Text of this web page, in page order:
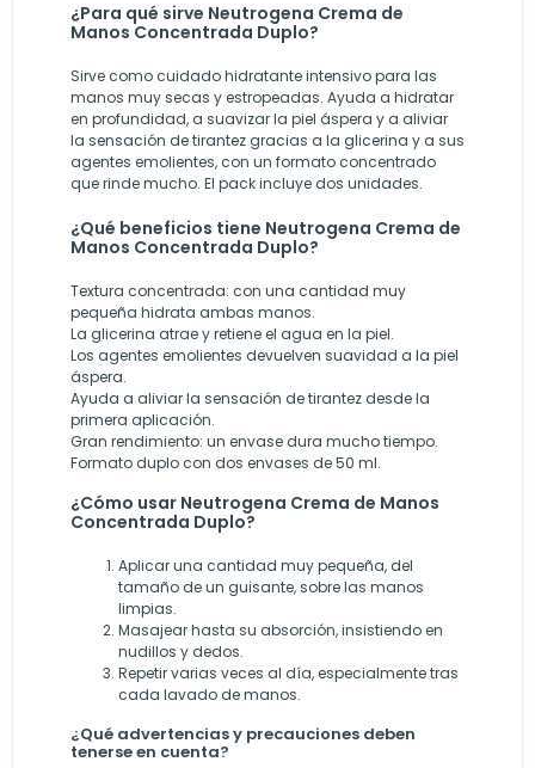
¿Para qué sirve Neutrogena Crema de
Manos Concentrada Duplo?
Sirve como cuidado hidratante intensivo para las
manos muy secas y estropeadas. Ayuda a hidratar
en profundidad, a suavizar la piel áspera y a aliviar
la sensación de tirantez gracias a la glicerina y a sus
agentes emolientes, con un formato concentrado
que rinde mucho. El pack incluye dos unidades.
¿Qué beneficios tiene Neutrogena Crema de
Manos Concentrada Duplo?
Textura concentrada: con una cantidad muy
pequeña hidrata ambas manos.
La glicerina atrae y retiene el agua en la piel.
Los agentes emolientes devuelven suavidad a la piel
áspera.
Ayuda a aliviar la sensación de tirantez desde la
primera aplicación.
Gran rendimiento: un envase dura mucho tiempo.
Formato duplo con dos envases de 50 ml.
¿Cómo usar Neutrogena Crema de Manos
Concentrada Duplo?
Aplicar una cantidad muy pequeña, del
tamaño de un guisante, sobre las manos
limpias.
Masajear hasta su absorción, insistiendo en
nudillos y dedos.
Repetir varias veces al día, especialmente tras
cada lavado de manos.
¿Qué advertencias y precauciones deben
tenerse en cuenta?